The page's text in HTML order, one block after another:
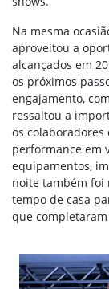
Na mesma
aproveitou a
alcançados em
os próximos
engajamento,
ressaltou a
os
performance em
equipamentos,
noite também foi
tempo de casa
que